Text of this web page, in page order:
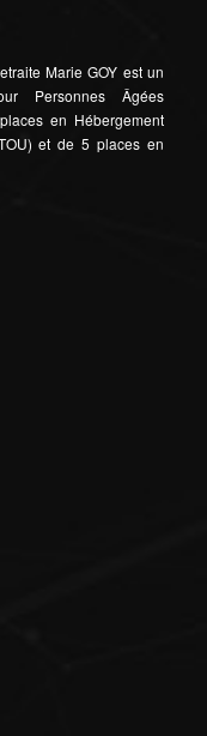
Marie GOY est un
Personnes Âgées
en Hébergement
et de 5 places en